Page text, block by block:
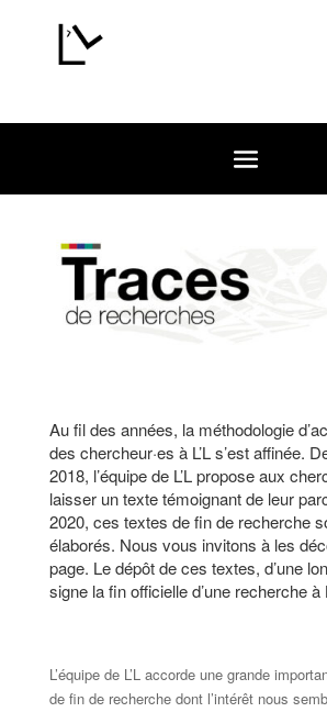
Au fil des années, la méthodologie
des chercheur·es à L’L s’est affinée.
2018, l’équipe de L’L propose aux
laisser un texte témoignant de leur
2020, ces textes de fin de recherche
élaborés. Nous vous invitons à les
page. Le dépôt de ces textes, d’une
signe la fin officielle d’une recherche à
L’équipe de L’L accorde une grande
de fin de recherche dont l’intérêt nous